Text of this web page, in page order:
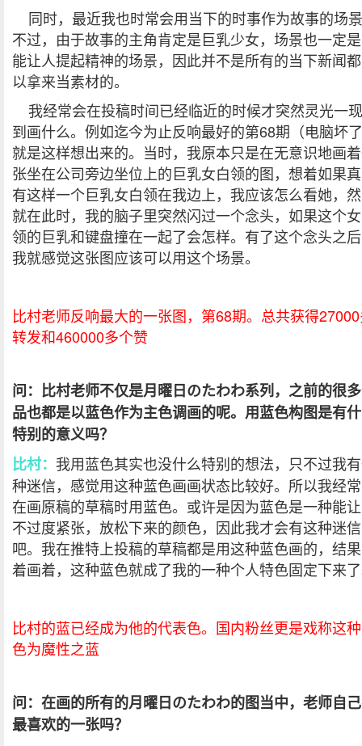
同时，最近我也时常会用当下的时事作为故事的场
不过，由于故事的主角肯定是巨乳少女，场景也一定
能让人提起精神的场景，因此并不是所有的当下新闻
以拿来当素材的。
我经常会在投稿时间已经临近的时候才突然灵光一
到画什么。例如迄今为止反响最好的第68期（电脑坏
就是这样想出来的。当时，我原本只是在无意识地画
张坐在公司旁边坐位上的巨乳女白领的图，想着如果
有这样一个巨乳女白领在我边上，我应该怎么看她，
就在此时，我的脑子里突然闪过一个念头，如果这个
领的巨乳和键盘撞在一起了会怎样。有了这个念头之
我就感觉这张图应该可以用这个场景。
比村老师反响最大的一张图，第68期。总共获得
转发和460000多个赞
问：比村老师不仅是月曜日のたわわ系列，之前的很
品也都是以蓝色作为主色调画的呢。用蓝色构图是有
特别的意义吗？
比村： 我用蓝色其实也没什么特别的想法，只不过我
种迷信，感觉用这种蓝色画画状态比较好。所以我经
在画原稿的草稿时用蓝色。或许是因为蓝色是一种能
不过度紧张，放松下来的颜色，因此我才会有这种迷信
吧。我在推特上投稿的草稿都是用这种蓝色画的，结
着画着，这种蓝色就成了我的一种个人特色固定下来
比村的蓝已经成为他的代表色。国内粉丝更是戏称这
色为魔性之蓝
问：在画的所有的月曜日のたわわ的图当中，老师自
最喜欢的一张吗？